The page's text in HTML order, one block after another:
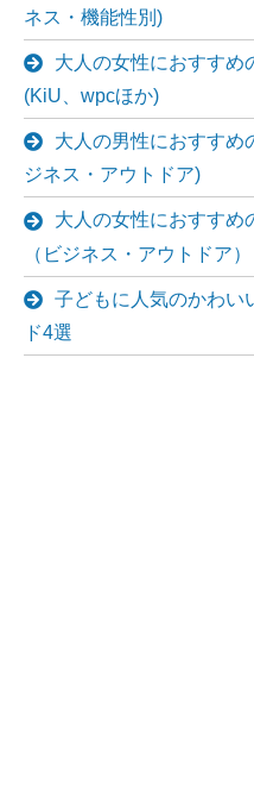
ネス・機能性別)
大人の女性におすすめ
(KiU、wpcほか)
大人の男性におすすめ
ジネス・アウトドア)
大人の女性におすすめ
（ビジネス・アウトドア）
子どもに人気のかわい
ド4選